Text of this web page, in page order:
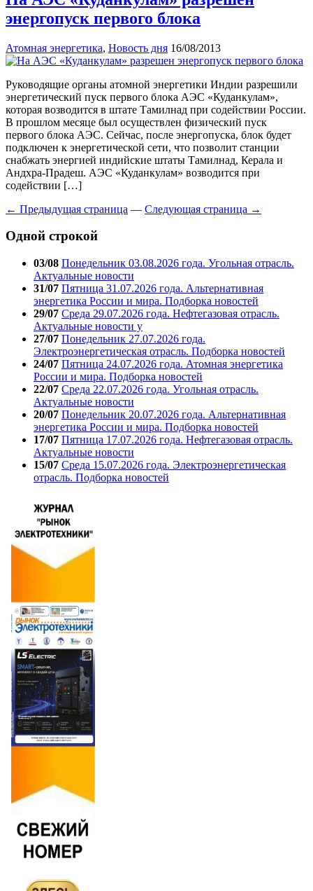
энергопуск первого блока
Атомная энергетика, Новость дня 16/08/2013
Руководящие органы атомной энергетики Индии разрешили
энергетический пуск первого блока АЭС «Куданкулам»,
которая возводится в штате Тамилнад при содействии России.
В прошлом месяце был осуществлен физический пуск
первого блока АЭС. Сейчас, после энергопуска, блок будет
подключен к энергетической сети, что позволит станции
снабжать энергией индийские штаты Тамилнад, Керала и
Андхра-Прадеш. АЭС «Куданкулам» возводится при
содействии […]
← Предыдущая страница — Следующая страница →
Одной строкой
03/08 Понедельник 03.08.2026 года. Угольная отрасль.
Актуальные новости
31/07 Пятница 31.07.2026 года. Альтернативная
энергетика России и мира. Подборка новостей
29/07 Среда 29.07.2026 года. Нефтегазовая отрасль.
Актуальные новости у
27/07 Понедельник 27.07.2026 года.
Электроэнергетическая отрасль. Подборка новостей
24/07 Пятница 24.07.2026 года. Атомная энергетика
России и мира. Подборка новостей
22/07 Среда 22.07.2026 года. Угольная отрасль.
Актуальные новости
20/07 Понедельник 20.07.2026 года. Альтернативная
энергетика России и мира. Подборка новостей
17/07 Пятница 17.07.2026 года. Нефтегазовая отрасль.
Актуальные новости
15/07 Среда 15.07.2026 года. Электроэнергетическая
отрасль. Подборка новостей